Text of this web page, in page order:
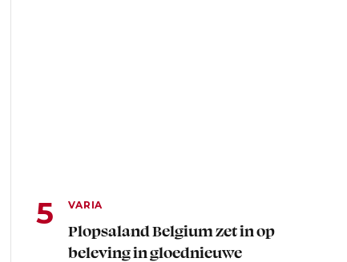
VARIA
Plopsaland Belgium zet in op
beleving in gloednieuwe